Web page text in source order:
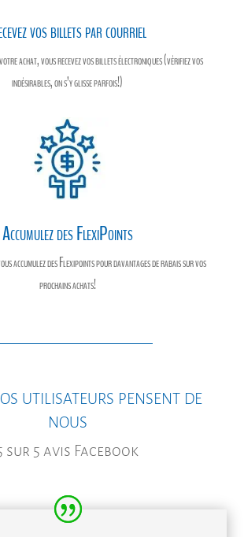
vos billets par courriel
achat, vous recevez vos billets électroniques (vérifiez vos
indésirables, on s’y glisse parfois!)
Accumulez des FlexiPoints
accumulez des Flexipoints pour davantages de rabais sur vos
prochains achats!
utilisateurs pensent de
nous
sur 5 avis Facebook